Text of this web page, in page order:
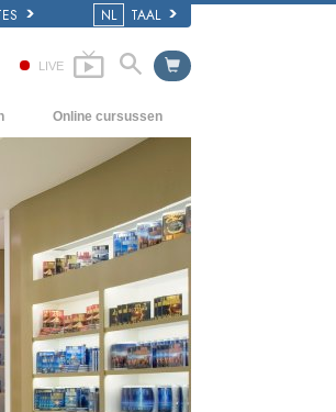
NL TAAL
LIVE
Online cursussen
moet oplossen
van het Bestaan
van Begrip
voor een Gevaarlijke
Ziektes en Verwondingen
Eerlijkheid